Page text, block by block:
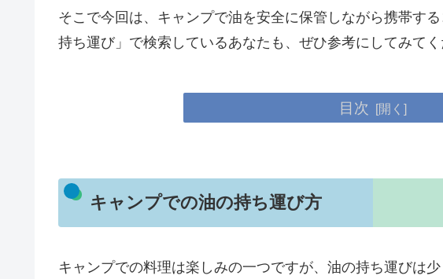
そこで今回は、キャンプで油を安全に保管しながら携帯す
持ち運び」で検索しているあなたも、ぜひ参考にしてみてく
目次
キャンプでの油の持ち運び方
キャンプでの料理は楽しみの一つですが、油の持ち運びは